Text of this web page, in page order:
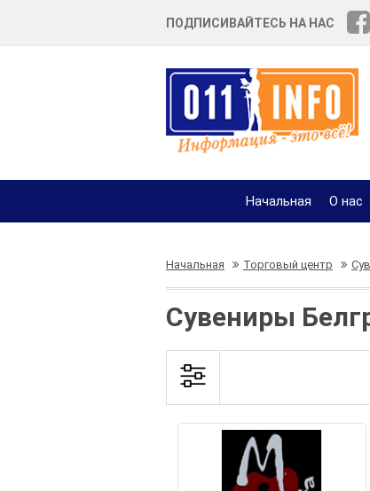
ПОДПИСИВАЙТЕСЬ НА НАС
Начальная О нас
Начальная Торговый центр
Сувениры